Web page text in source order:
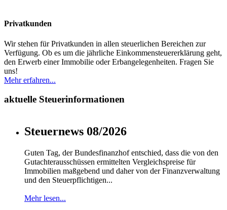
Privatkunden
Wir stehen für Privatkunden in allen steuerlichen Bereichen zur
Verfügung. Ob es um die jährliche Einkommensteuererklärung geht,
den Erwerb einer Immobilie oder Erbangelegenheiten. Fragen Sie
uns!
Mehr erfahren...
aktuelle Steuerinformationen
Steuernews 08/2026
Guten Tag, der Bundesfinanzhof entschied, dass die von den
Gutachterausschüssen ermittelten Vergleichspreise für
Immobilien maßgebend und daher von der Finanzverwaltung
und den Steuerpflichtigen...
Mehr lesen...